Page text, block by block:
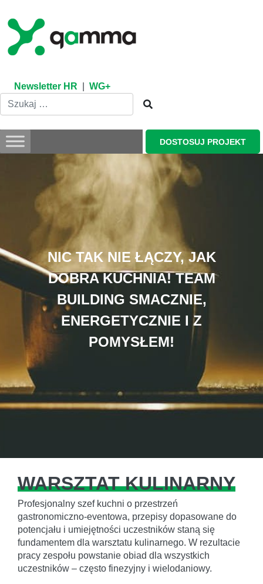
content
Newsletter HR WG+
DOSTOSUJ PROJEKT
NIC TAK NIE ŁĄCZY, JAK
DOBRA KUCHNIA! TEAM
BUILDING SMACZNIE,
ENERGETYCZNIE I Z
POMYSŁEM!
WARSZTAT KULINARNY
Profesjonalny szef kuchni o przestrzeń
gastronomiczno-eventowa, przepisy dopasowane do
potencjału i umiejętności uczestników staną się
fundamentem dla warsztatu kulinarnego. W rezultacie
pracy zespołu powstanie obiad dla wszystkich
uczestników – często finezyjny i wielodaniowy.